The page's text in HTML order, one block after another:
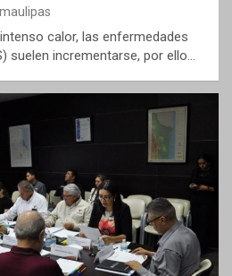
calor, las enfermedades
suelen incrementarse, por ello…